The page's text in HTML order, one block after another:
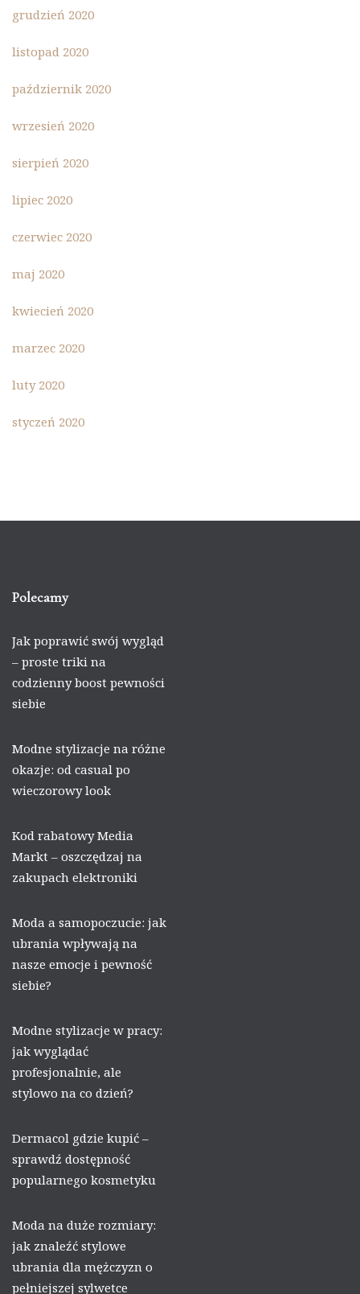
grudzień 2020
listopad 2020
październik 2020
wrzesień 2020
sierpień 2020
lipiec 2020
czerwiec 2020
maj 2020
kwiecień 2020
marzec 2020
luty 2020
styczeń 2020
Polecamy
Jak poprawić swój wygląd
– proste triki na
codzienny boost pewności
siebie
Modne stylizacje na różne
okazje: od casual po
wieczorowy look
Kod rabatowy Media
Markt – oszczędzaj na
zakupach elektroniki
Moda a samopoczucie: jak
ubrania wpływają na
nasze emocje i pewność
siebie?
Modne stylizacje w pracy:
jak wyglądać
profesjonalnie, ale
stylowo na co dzień?
Dermacol gdzie kupić –
sprawdź dostępność
popularnego kosmetyku
Moda na duże rozmiary:
jak znaleźć stylowe
ubrania dla mężczyzn o
pełniejszej sylwetce